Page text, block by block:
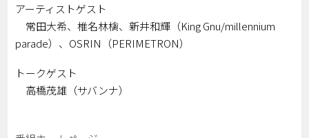
アーティストゲスト
常田大希、椎名林檎、新井和輝（King Gnu/millennium
parade）、OSRIN（PERIMETRON）
トークゲスト
高橋茂雄（サバンナ）